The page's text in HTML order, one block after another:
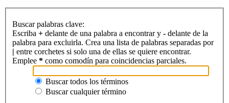
Buscar palabras clave:
Escriba + delante de una palabra a encontrar y - delante de la
palabra para excluirla. Crea una lista de palabras separadas por
| entre corchetes si solo una de ellas se quiere encontrar.
Emplee * como comodín para coincidencias parciales.
Buscar todos los términos
Buscar cualquier término